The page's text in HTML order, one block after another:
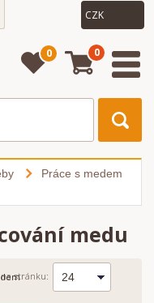
0 0
Práce s medem
medu
na stránku: